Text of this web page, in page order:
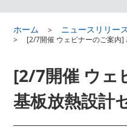
ホーム ニュースリリース
[2/7開催 ウェビナーのご案内]
[2/7開催 ウェ
基板放熱設計